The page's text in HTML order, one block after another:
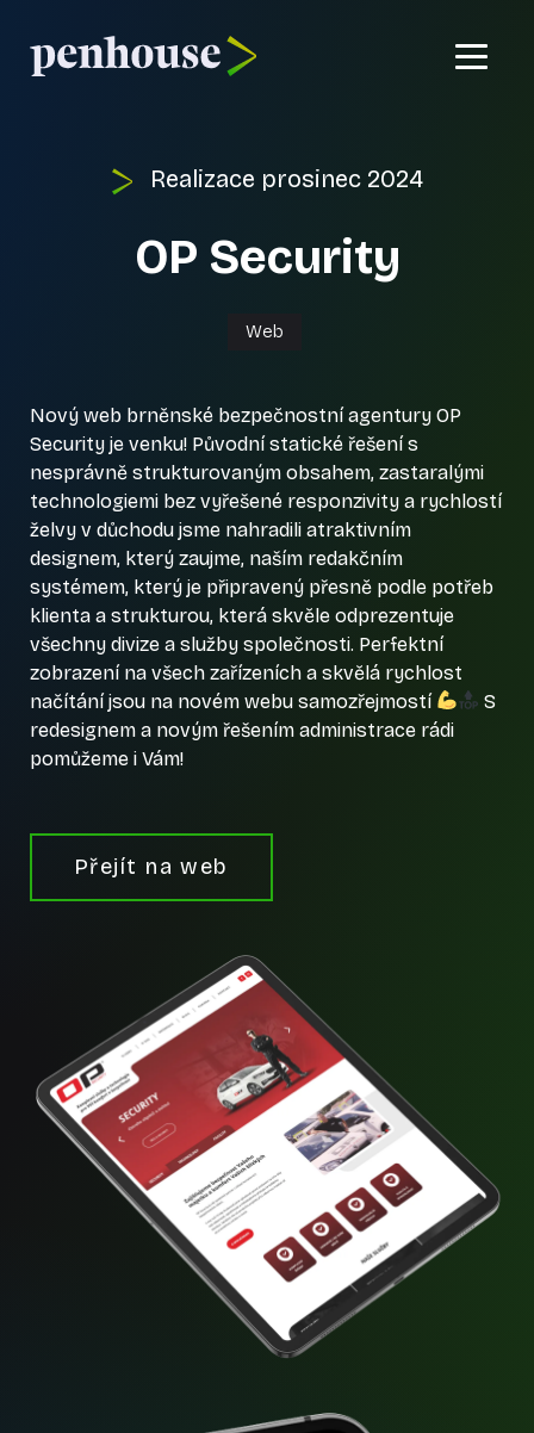
Co umíme?
Reference
Realizace prosinec 2024
OP Security
Web
Nový web brněnské bezpečnostní agentury OP
Security je venku! Původní statické řešení s
nesprávně strukturovaným obsahem, zastaralými
technologiemi bez vyřešené responzivity a rychlostí
želvy v důchodu jsme nahradili atraktivním
designem, který zaujme, naším redakčním
systémem, který je připravený přesně podle potřeb
klienta a strukturou, která skvěle odprezentuje
všechny divize a služby společnosti. Perfektní
zobrazení na všech zařízeních a skvělá rychlost
načítání jsou na novém webu samozřejmostí
S
redesignem a novým řešením administrace rádi
pomůžeme i Vám!
Přejít na web